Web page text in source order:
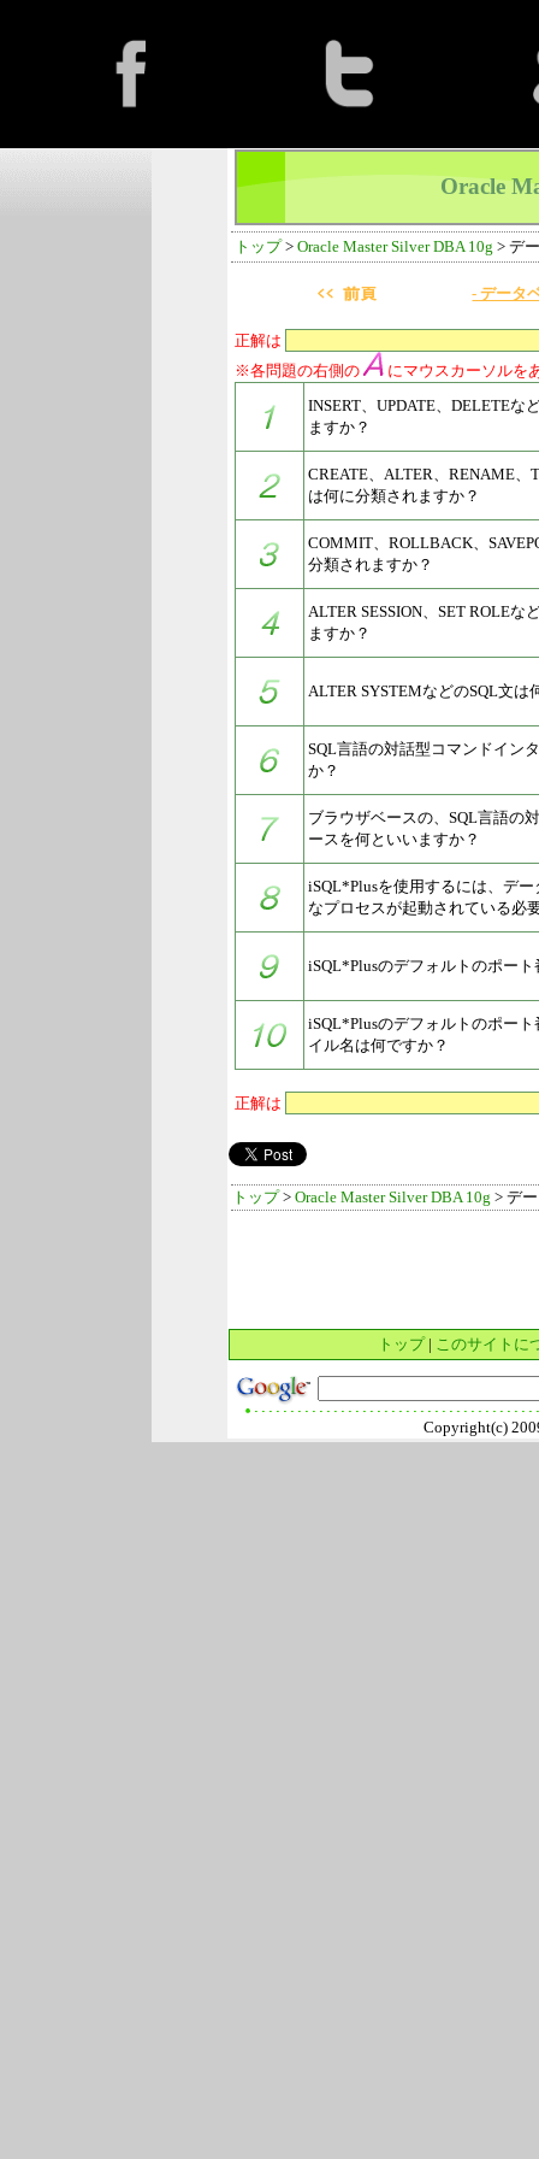
Oracle
トップ> Oracle Master Silver DBA 10g > デ
- データ
正解は
※各問題の右側の
にマウスカーソルを
INSERT、UPDATE、DELETEな
ますか？
CREATE、ALTER、RENAME、
は何に分類されますか？
COMMIT、ROLLBACK、
分類されますか？
ALTER SESSION、SET ROLEな
ますか？
ALTER SYSTEMなどのSQL文は
SQL言語の対話型コマンドイン
か？
ブラウザベースの、SQL言語の
ースを何といいますか？
iSQL*Plusを使用するには、デ
なプロセスが起動されている必
iSQL*Plusのデフォルトのポー
iSQL*Plusのデフォルトのポー
イル名は何ですか？
正解は
トップ> Oracle Master Silver DBA 10g > デ
トップ| このサイトに
Copyright(c)